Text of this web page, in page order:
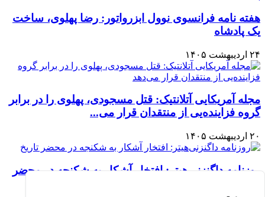
هفته نامه فرانسوی نوول ابزرواتور: رضا پهلوی، ساخت
یک پادشاه
۲۴ اردیبهشت ۱۴۰۵
مجله آمریکایی آتلانتیک: قتل مسجودی، پهلوی را در برابر
گروه فزاینده‌یی از منتقدان قرار می‌...
۲۰ اردیبهشت ۱۴۰۵
روزنامه داگنزنی‌هیتر: افتخار آشکار به شکنجه در محضر